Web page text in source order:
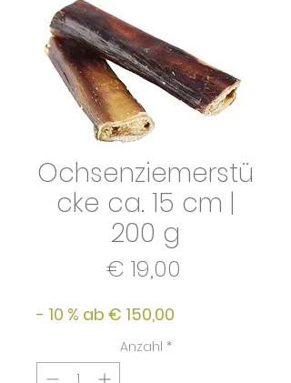
Ochsenziemerstü
cke ca. 15 cm |
200 g
€ 19,00
- 10 % ab € 150,00
Anzahl *